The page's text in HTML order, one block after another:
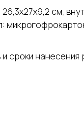
см,
сроки нанесения